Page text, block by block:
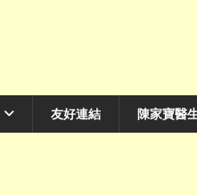
友好連結 陳家寶醫